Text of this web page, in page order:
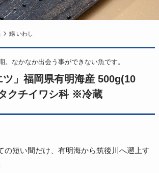
鰯 いわし
。なかなか出会う事ができない魚です。
」福岡県有明海産 500g(10
クチイワシ科 ※冷蔵
の短い間だけ、有明海から筑後川へ遡上す